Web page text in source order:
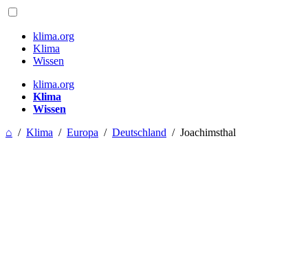
klima.org
Klima
Wissen
klima.org
Klima
Wissen
⌂ / Klima / Europa / Deutschland / Joachimsthal